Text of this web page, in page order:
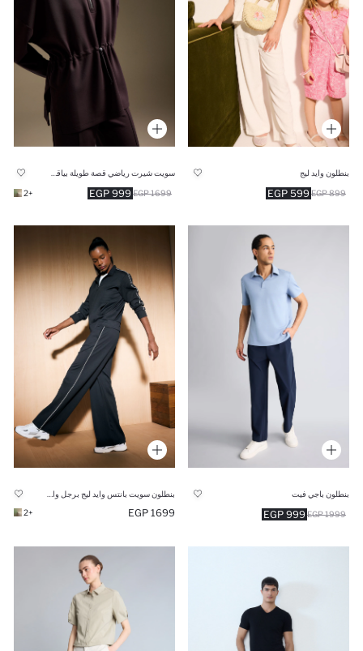
بنطلون وايد ليج
599 EGP 899 EGP
999 EGP 1699 EGP
+2
بنطلون باجي فيت
999 EGP 1999 EGP
1699 EGP
+2